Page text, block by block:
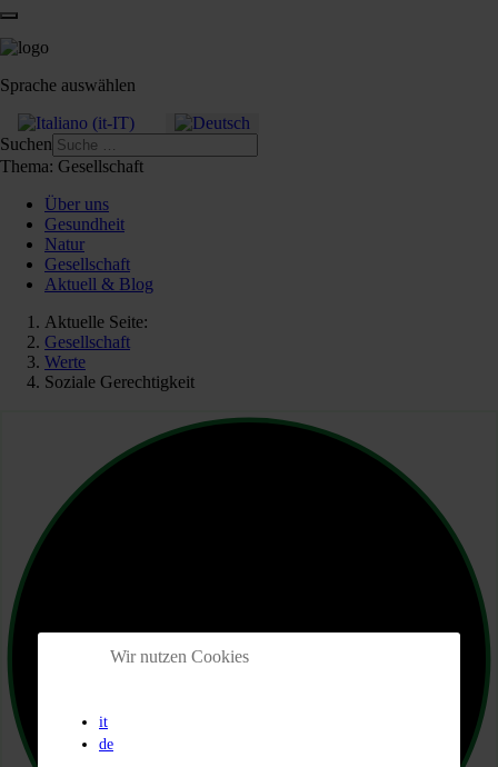
Sprache auswählen
Suchen
Thema: Gesellschaft
Über uns
Gesundheit
Natur
Gesellschaft
Aktuell & Blog
Aktuelle Seite:
Gesellschaft
Werte
Soziale Gerechtigkeit
Wir nutzen Cookies
it
de